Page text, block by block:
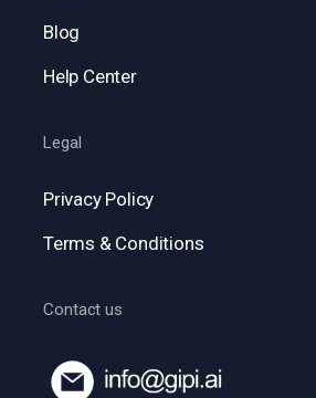
Blog
Help Center
Legal
Privacy Policy
Terms & Conditions
Contact us